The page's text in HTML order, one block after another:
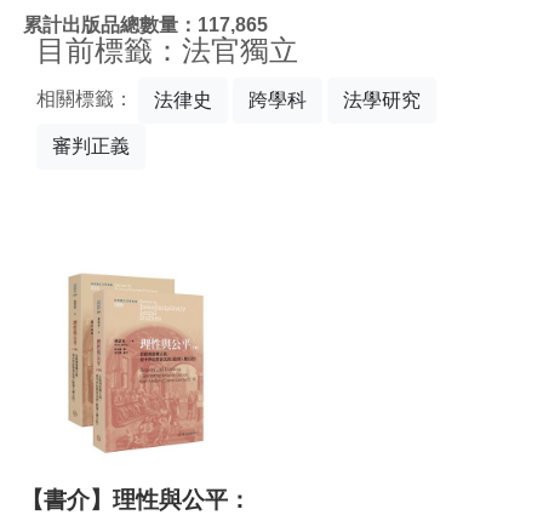
累計出版品總數量：117,865
目前標籤：法官獨立
相關標籤： 法律史 跨學科 法學研究
審判正義
【書介】理性與公平：